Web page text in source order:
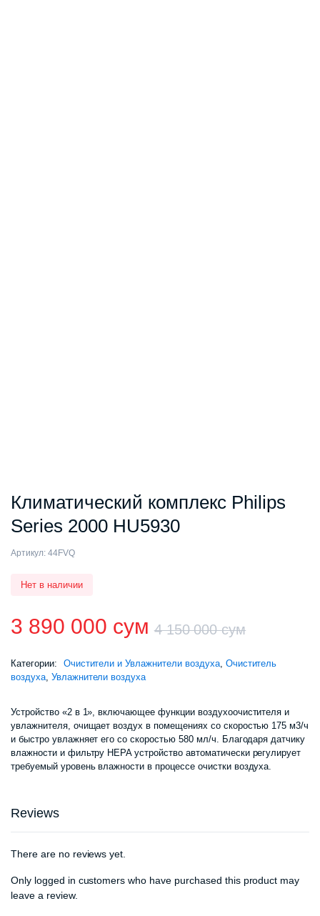
Климатический комплекс Philips
Series 2000 HU5930
Артикул: 44FVQ
Нет в наличии
4 150 000сум
4
3 890 000 сум
3
890
Категории: Очистители и Увлажнители воздуха, Очиститель
воздуха, Увлажнители воздуха
Устройство «2 в 1», включающее функции воздухоочистителя и
увлажнителя, очищает воздух в помещениях со скоростью 175 м3/ч
и быстро увлажняет его со скоростью 580 мл/ч. Благодаря датчику
влажности и фильтру HEPA устройство автоматически регулирует
требуемый уровень влажности в процессе очистки воздуха.
Reviews
There are no reviews yet.
Only logged in customers who have purchased this product may
leave a review.